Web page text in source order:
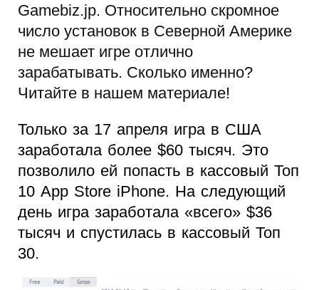
Gamebiz.jp. Относительно скромное
число установок в Северной Америке
не мешает игре отлично
зарабатывать. Сколько именно?
Читайте в нашем материале!
Только за 17 апреля игра в США
заработала более $60 тысяч. Это
позволило ей попасть в кассовый Топ
10 App Store iPhone. На следующий
день игра заработала «всего» $36
тысяч и спустилась в кассовый Топ
30.